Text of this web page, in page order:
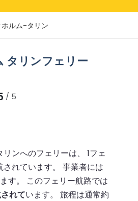
ホルム-タリン
タリンフェリー
/ 5
ンへのフェリーは、 1フェ
れています。 事業者には
す。 このフェリー航路では
れています。 旅程は通常約